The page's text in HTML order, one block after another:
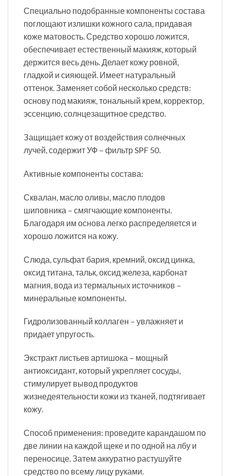
Специально подобранные компоненты состава
поглощают излишки кожного сала, придавая
коже матовость. Средство хорошо ложится,
обеспечивает естественный макияж, который
держится весь день. Делает кожу ровной,
гладкой и сияющей. Имеет натуральный
оттенок. Заменяет собой несколько средств:
основу под макияж, тональный крем, корректор,
эссенцию, солнцезащитное средство.
Защищает кожу от воздействия солнечных
лучей, содержит УФ – фильтр SPF 50.
Активные компоненты состава:
Сквалан, масло оливы, масло плодов
шиповника – смягчающие компоненты.
Благодаря им основа легко распределяется и
хорошо ложится на кожу.
Слюда, сульфат бария, кремний, оксид цинка,
оксид титана, тальк, оксид железа, карбонат
магния, вода из термальных источников –
минеральные компоненты.
Гидролизованный коллаген – увлажняет и
придает упругость.
Экстракт листьев артишока – мощный
антиоксидант, который укрепляет сосуды,
стимулирует вывод продуктов
жизнедеятельности кожи из тканей, подтягивает
кожу.
Способ применения: проведите карандашом по
две линии на каждой щеке и по одной на лбу и
переносице. Затем аккуратно растушуйте
средство по всему лицу руками.